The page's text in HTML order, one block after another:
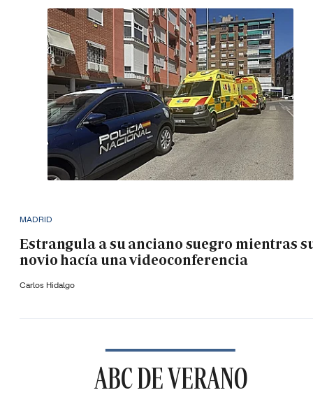
MADRID
Estrangula a su anciano suegro mientras
novio hacía una videoconferencia
Carlos Hidalgo
ABC DE VERANO